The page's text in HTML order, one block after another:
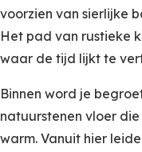
voorzien van sierlijke
Het pad van rustieke
waar de tijd lijkt te
Binnen word je
natuurstenen vloer
warm. Vanuit hier